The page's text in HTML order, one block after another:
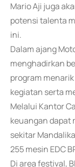
Mario Aji juga
potensi talenta
ini.
Dalam ajang
menghadirkan
program
kegiatan serta
Melalui Kantor
keuangan dapat
sekitar
255 mesin EDC
Di area festival,